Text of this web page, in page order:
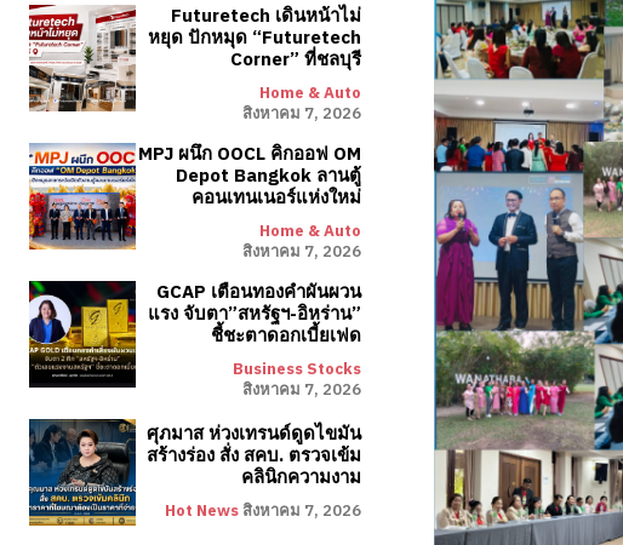
Futuretech เดินหน้าไม่
หยุด ปักหมุด “Futuretech
Corner” ที่ชลบุรี
Home & Auto
สิงหาคม 7, 2026
MPJ ผนึก OOCL คิกออฟ OM
Depot Bangkok ลานตู้
คอนเทนเนอร์แห่งใหม่
Home & Auto
สิงหาคม 7, 2026
GCAP เตือนทองคำผันผวน
แรง จับตา”สหรัฐฯ-อิหร่าน”
ชี้ชะตาดอกเบี้ยเฟด
Business Stocks
สิงหาคม 7, 2026
ศุภมาส ห่วงเทรนด์ดูดไขมัน
สร้างร่อง สั่ง สคบ. ตรวจเข้ม
คลินิกความงาม
Hot News สิงหาคม 7, 2026